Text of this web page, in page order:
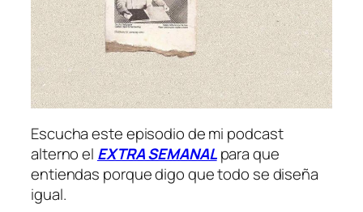
Escucha este episodio de mi podcast
alterno el EXTRA SEMANALpara que
entiendas porque digo que todo se diseña
igual.